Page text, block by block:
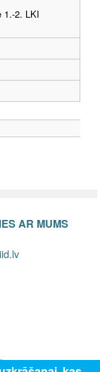
1.-2. LKI
AR MUMS